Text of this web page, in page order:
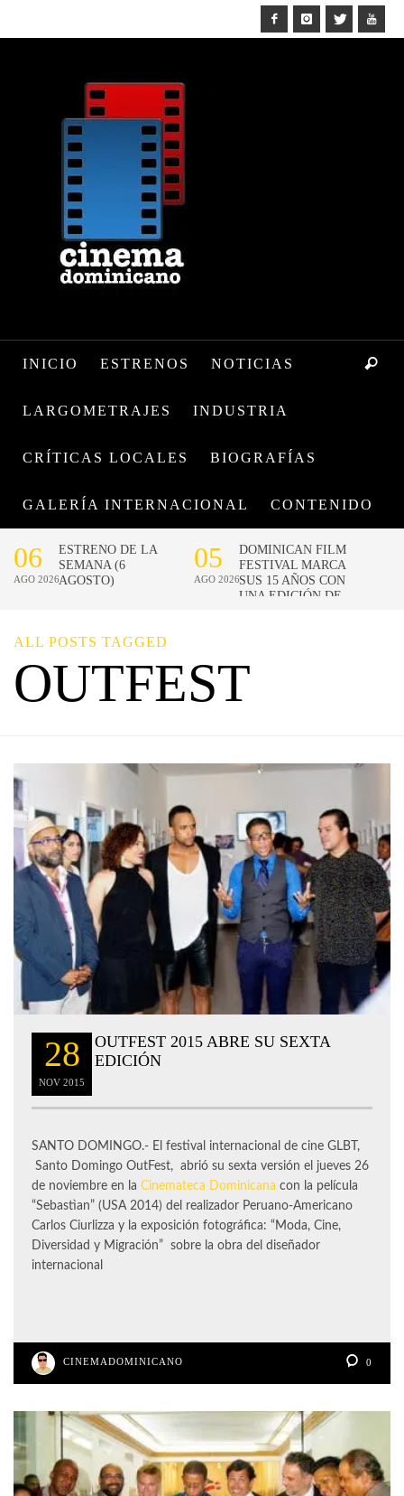
INICIO ESTRENOS NOTICIAS
LARGOMETRAJES INDUSTRIA
CRÍTICAS LOCALES BIOGRAFÍAS
GALERÍA INTERNACIONAL CONTENIDO
ALL POSTS TAGGED
OUTFEST
28
NOV 2015
OUTFEST 2015 ABRE SU SEXTA
EDICIÓN
SANTO DOMINGO.- El festival internacional de cine GLBT,
Santo Domingo OutFest, abrió su sexta versión el jueves 26
de noviembre en la Cinemateca Dominicana con la película
“Sebastìan” (USA 2014) del realizador Peruano-Americano
Carlos Ciurlizza y la exposición fotográfica: “Moda, Cine,
Diversidad y Migración” sobre la obra del diseñador
internacional
CINEMADOMINICANO 0